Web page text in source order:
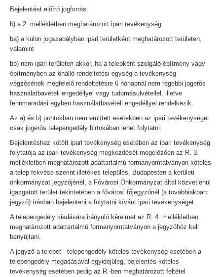
Bejelentést előíró jogforrás:
b) a 2. mellékletben meghatározott ipari tevékenység
ba) a külön jogszabályban ipari területként meghatározott területen,
valamint
bb) nem ipari területen akkor, ha a telepként szolgáló építmény vagy
építményben az önálló rendeltetési egység a tevékenység
végzésének megfelelő rendeltetésre 6 hónapnál nem régebbi jogerős
használatbavételi engedéllyel vagy tudomásulvétellel, illetve
fennmaradási egyben használatbavételi engedéllyel rendelkezik.
Az a) és b) pontokban nem említett esetekben az ipari tevékenységet
csak jogerős telepengedély birtokában lehet folytatni.
Bejelentéshez kötött ipari tevékenység esetében az ipari tevékenység
folytatója az ipari tevékenység megkezdését megelőzően az R. 3.
mellékletben meghatározott adattartalmú formanyomtatványon köteles
a telep fekvése szerint illetékes település, Budapesten a kerületi
önkormányzat jegyzőjénél, a Fővárosi Önkormányzat által közvetlenül
igazgatott terület tekintetében a fővárosi főjegyzőnél (a továbbiakban:
jegyző) írásban bejelenteni a folytatni kívánt ipari tevékenységet.
A telepengedély kiadására irányuló kérelmet az R. 4. mellékletben
meghatározott adattartalmú formanyomtatványon a jegyzőhöz kell
benyújtani.
A jegyző a telepet - telepengedély-köteles tevékenység esetében a
telepengedély megadásával egyidejűleg, bejelentés-köteles
tevékenység esetében pedig az R.-ben meghatározott feltétel